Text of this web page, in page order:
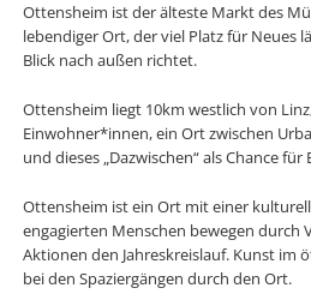
Ottensheim ist der älteste Markt des
lebendiger Ort, der viel Platz für Neues
Blick nach außen richtet.
Ottensheim liegt 10km westlich von
Einwohner*innen, ein Ort zwischen
und dieses „Dazwischen“ als Chance
Ottensheim ist ein Ort mit einer
engagierten Menschen bewegen durch
Aktionen den Jahreskreislauf. Kunst im
bei den Spaziergängen durch den Ort.